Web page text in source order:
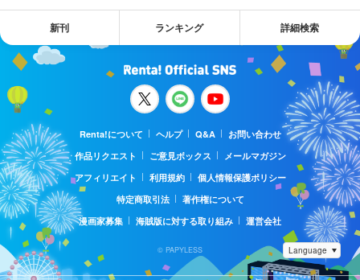
新刊 ランキング 詳細検索
Renta!について ヘルプ Q&A
お問い合わせ
作品リクエスト
ご意見ボックス
メールマガジン
アフィリエイト
利用規約
個人情報保護ポリシー
特定商取引法
著作権について
漫画家募集
海賊版に対する取り組み 運営会社
© PAPYLESS